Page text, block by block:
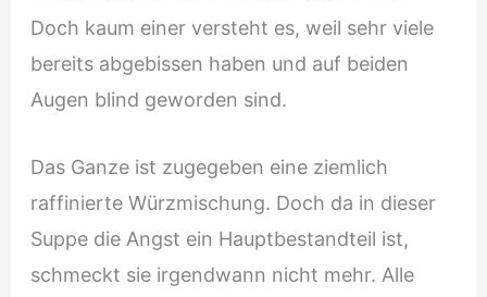
Doch kaum einer versteht es, weil sehr viele
bereits abgebissen haben und auf beiden
Augen blind geworden sind.
Das Ganze ist zugegeben eine ziemlich
raffinierte Würzmischung. Doch da in dieser
Suppe die Angst ein Hauptbestandteil ist,
schmeckt sie irgendwann nicht mehr. Alle